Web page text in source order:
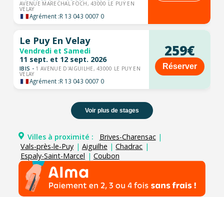
AVENUE MARECHAL FOCH, 43000 LE PUY EN
VELAY
Agrément :R 13 043 0007 0
Le Puy En Velay
Vendredi et Samedi
11 sept. et 12 sept. 2026
IBIS - 1 AVENUE D'AIGUILHE, 43000 LE PUY EN
VELAY
Agrément :R 13 043 0007 0
259€
Réserver
Voir plus de stages
Villes à proximité : Brives-Charensac |
Vals-près-le-Puy | Aiguilhe | Chadrac |
Espaly-Saint-Marcel | Coubon